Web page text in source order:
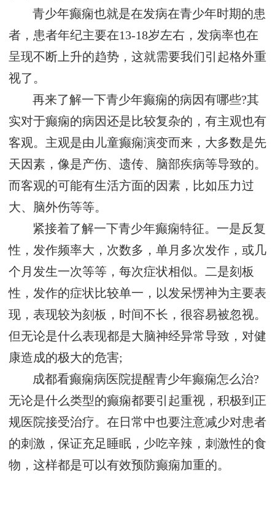
青少年癫痫也就是在发病在青少年时期的患
者，患者年纪主要在13-18岁左右，发病率也在
呈现不断上升的趋势，这就需要我们引起格外重
视了。
再来了解一下青少年癫痫的病因有哪些?其
实对于癫痫的病因还是比较复杂的，有主观也有
客观。主观是由儿童癫痫演变而来，大多数是先
天因素，像是产伤、遗传、脑部疾病等导致的。
而客观的可能有生活方面的因素，比如压力过
大、脑外伤等等。
紧接着了解一下青少年癫痫特征。一是反复
性，发作频率大，次数多，单月多次发作，或几
个月发生一次等等，每次症状相似。二是刻板
性，发作的症状比较单一，以发呆愣神为主要表
现，表现较为刻板，时间不长，很容易被忽视。
但无论是什么表现都是大脑神经异常导致，对健
康造成的极大的危害;
成都看癫痫病医院提醒青少年癫痫怎么治?
无论是什么类型的癫痫都要引起重视，积极到正
规医院接受治疗。在日常中也要注意减少对患者
的刺激，保证充足睡眠，少吃辛辣，刺激性的食
物，这样都是可以有效预防癫痫加重的。